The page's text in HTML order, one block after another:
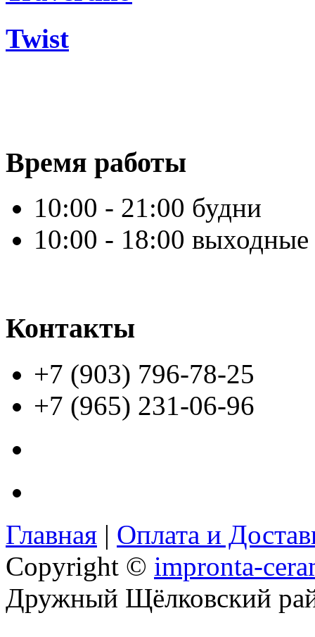
Twist
Время работы
10:00 - 21:00 будни
10:00 - 18:00 выходные
Контакты
+7 (903) 796-78-25
+7 (965) 231-06-96
Главная | Оплата и
Copyright © impronta-
Дружный Щёлковский